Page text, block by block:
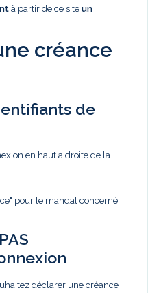
à partir de ce site un
créance
de
en haut a droite de la
pour le mandat concerné
déclarer une créance